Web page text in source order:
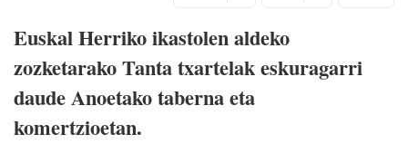
Euskal Herriko ikastolen aldeko
zozketarako Tanta txartelak eskuragarri
daude Anoetako taberna eta
komertzioetan.